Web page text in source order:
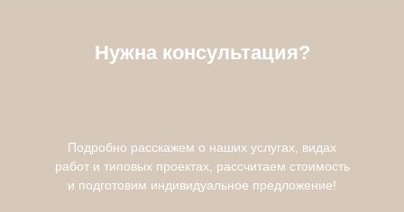
Нужна консультация?
Подробно расскажем о наших услугах, видах
работ и типовых проектах, рассчитаем стоимость
и подготовим индивидуальное предложение!